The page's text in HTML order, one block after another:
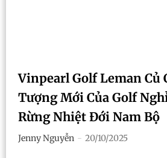
Vinpearl Golf Leman Củ
Tượng Mới Của Golf
Rừng Nhiệt Đới Nam Bộ
Jenny Nguyễn - 20/10/2025